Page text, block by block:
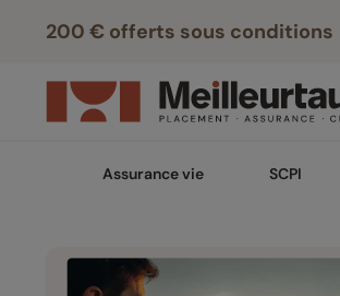
200 € offerts sous conditions
Assurance vie SCPI